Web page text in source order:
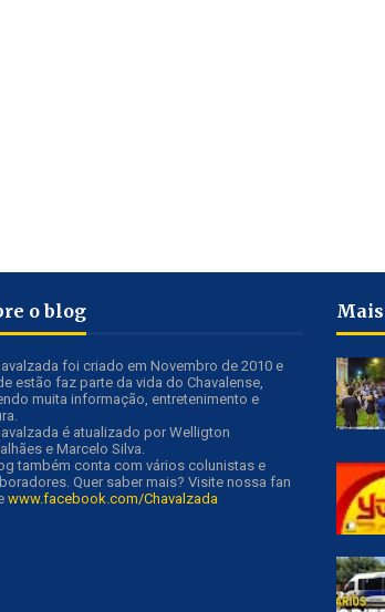
o blog
foi criado em Novembro de 2010 e
estão faz parte da vida do Chavalense,
muita informação, entretenimento e
é atualizado por Welligton
e Marcelo Silva.
também conta com vários colunistas e
Quer saber mais? Visite nossa fan
www.facebook.com/Chavalzada